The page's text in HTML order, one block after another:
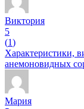
Виктория
5
(1)
Характеристики,
анемоновидных
Мария